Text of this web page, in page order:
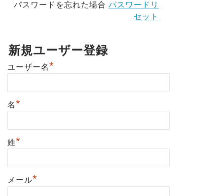
パスワードを忘れた場合パスワードリ
セット
新規ユーザー登録
ユーザー名*
名*
姓*
メール*